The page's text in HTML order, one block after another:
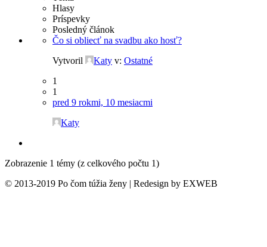
Hlasy
Príspevky
Posledný článok
Čo si obliecť na svadbu ako hosť?
Vytvoril
Katy v: Ostatné
1
1
pred 9 rokmi, 10 mesiacmi
Katy
Zobrazenie 1 témy (z celkového počtu 1)
© 2013-2019 Po čom túžia ženy | Redesign by EXWEB